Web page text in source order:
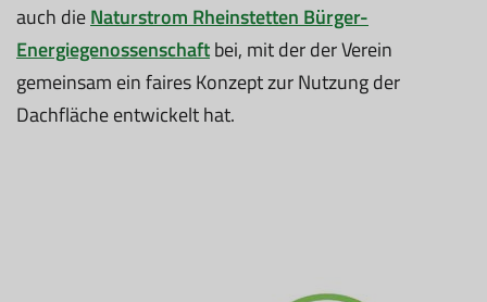
auch dieNaturstrom Rheinstetten Bürger-
Energiegenossenschaftbei, mit der der Verein
gemeinsam ein faires Konzept zur Nutzung der
Dachfläche entwickelt hat.